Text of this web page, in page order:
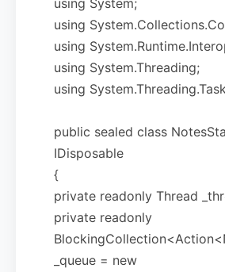
using
using
using System.Threading;
using
public sealed class
IDisposable
{
private readonly Thread
private readonly
_queue = new